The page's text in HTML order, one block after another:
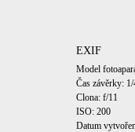
EXIF
Model
Čas závěrky: 1/
Clona: f/11
ISO: 200
Datum